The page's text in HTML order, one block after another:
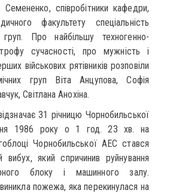
Семененко, співробітники кафедри,
факультету спеціальність
Про найбільшу техногенно-
сучасності, про мужність і
військових рятівників розповіли
груп Віта Анцупова, Софія
Світлана Анохіна.
31 річницю Чорнобильської
1986 року о 1 год. 23 хв. на
Чорнобильської АЕС стався
вибух, який спричинив руйнування
блоку і машинного залу.
пожежа, яка перекинулася на